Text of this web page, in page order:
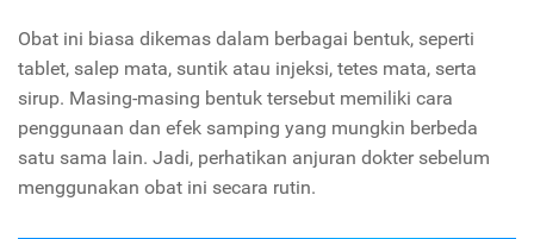
Obat ini biasa dikemas dalam berbagai bentuk, seperti
tablet, salep mata, suntik atau injeksi, tetes mata, serta
sirup. Masing-masing bentuk tersebut memiliki cara
penggunaan dan efek samping yang mungkin berbeda
satu sama lain. Jadi, perhatikan anjuran dokter sebelum
menggunakan obat ini secara rutin.